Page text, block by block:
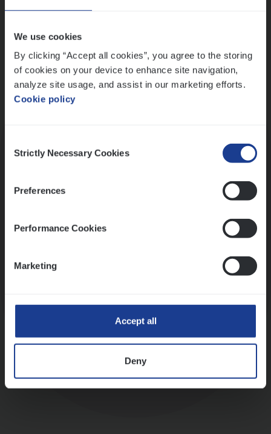
We use cookies
By clicking “Accept all cookies”, you agree to the storing
of cookies on your device to enhance site navigation,
analyze site usage, and assist in our marketing efforts.
Cookie policy
Selection
Strictly Necessary Cookies
Preferences
Performance Cookies
Marketing
Accept all
Deny